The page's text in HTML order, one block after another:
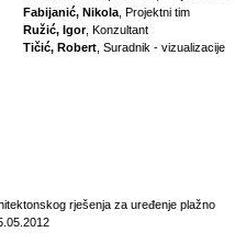
Fabijanić, Nikola , Projektni tim
Ružić, Igor, Konzultant
Tičić, Robert , Suradnik - vizualizacije
rješenja za uređenje plažno